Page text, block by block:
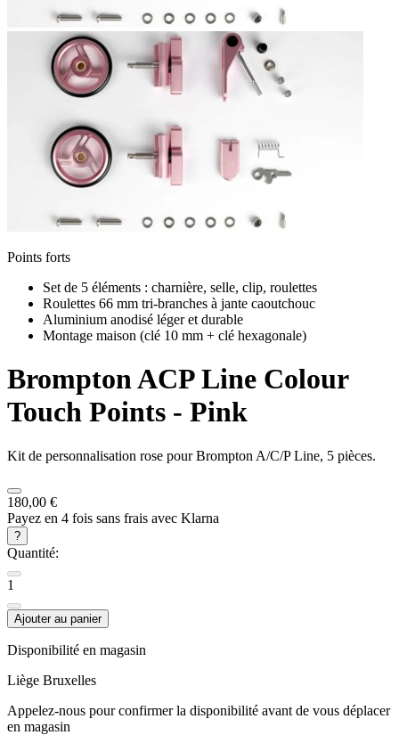
Points forts
Set de 5 éléments : charnière, selle, clip, roulettes
Roulettes 66 mm tri-branches à jante caoutchouc
Aluminium anodisé léger et durable
Montage maison (clé 10 mm + clé hexagonale)
BromptonACP Line Colour
Touch Points - Pink
Kit de personnalisation rose pour Brompton A/C/P Line, 5 pièces.
180,00 €
Payez en 4 fois sans frais avec Klarna
?
Quantité:
1
Ajouter au panier
Disponibilité en magasin
Liège Bruxelles
Appelez-nous pour confirmer la disponibilité avant de vous déplacer
en magasin